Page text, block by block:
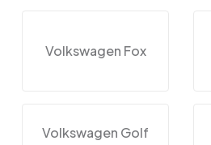
Volkswagen Fox
Volkswagen Golf